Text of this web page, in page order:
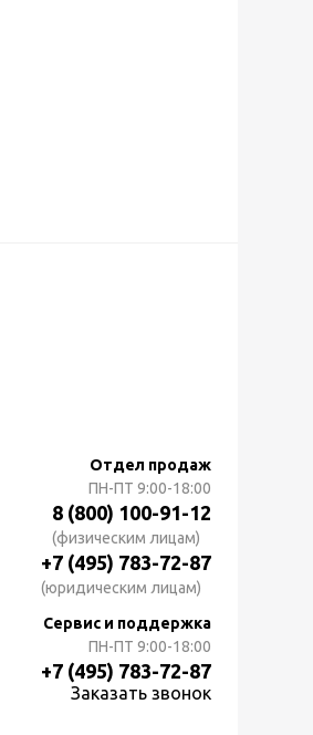
Отдел продаж
ПН-ПТ 9:00-18:00
8 (800) 100-91-12
(физическим лицам)
+7 (495) 783-72-87
(юридическим лицам)
Сервис и поддержка
ПН-ПТ 9:00-18:00
+7 (495) 783-72-87
Заказать звонок